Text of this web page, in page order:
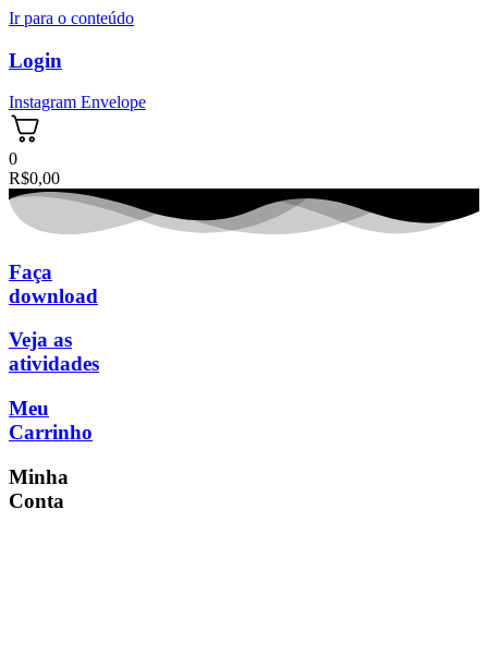
Ir para o conteúdo
Login
Instagram Envelope
0
R$0,00
Faça
download
Veja as
atividades
Meu
Carrinho
Minha
Conta